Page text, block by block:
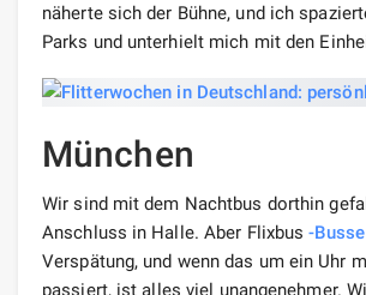
näherte sich der Bühne, und ich
Parks und unterhielt mich mit den
München
Wir sind mit dem Nachtbus dorthin
Anschluss in Halle. Aber Flixbus-Busse
Verspätung, und wenn das um ein Uhr
passiert, ist alles viel unangenehmer.